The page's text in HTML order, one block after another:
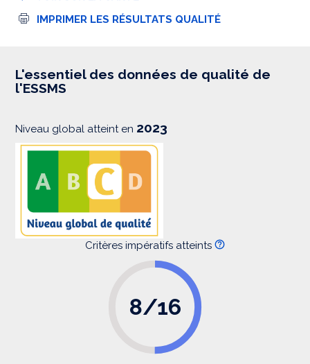
I
s
i
IMPRIMER LES RÉSULTATS QUALITÉ
L'essentiel des données de qualité de
l'ESSMS
Niveau global atteint en 2023
Critères impératifs atteints
8/16